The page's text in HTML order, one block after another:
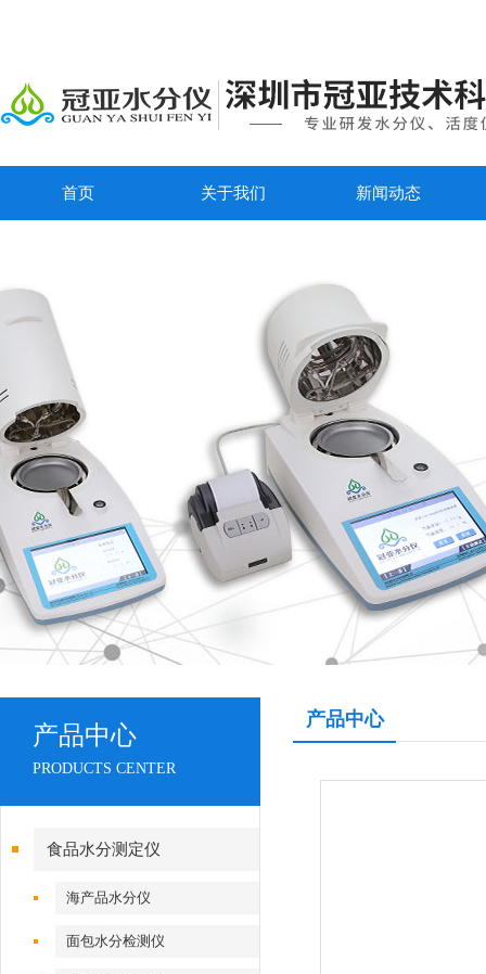
首页 关于我们 新闻动态
产品中心
PRODUCTS CENTER
食品水分测定仪
海产品水分仪
面包水分检测仪
产品中心